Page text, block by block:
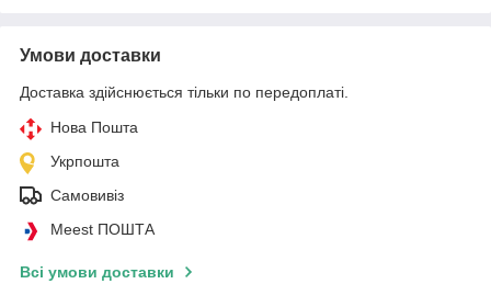
Умови доставки
Доставка здійснюється тільки по передоплаті.
Нова Пошта
Укрпошта
Самовивіз
Meest ПОШТА
Всі умови доставки